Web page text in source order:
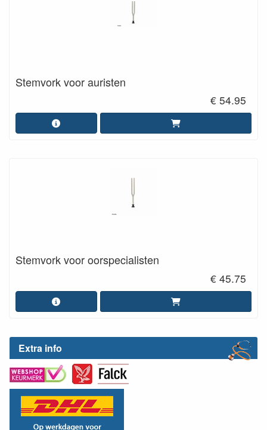
Extra info
Stemvork voor auristen
€ 54.95
Stemvork voor oorspecialisten
€ 45.75